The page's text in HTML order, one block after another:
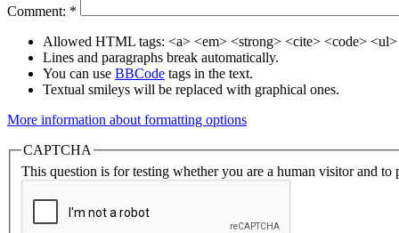
Comment: *
Allowed HTML tags: <a> <em> <strong> <cite> <code>
Lines and paragraphs break automatically.
You can use BBCode tags in the text.
Textual smileys will be replaced with graphical ones.
More information about formatting options
CAPTCHA
This question is for testing whether you are a human visitor and to